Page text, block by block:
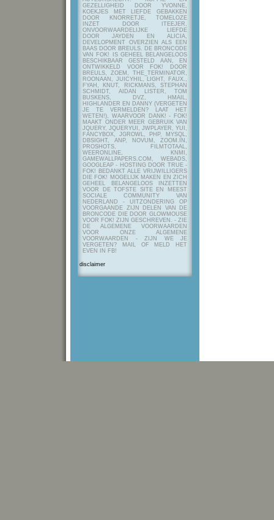
GEZELLIGHEID DOOR YVONNE,
KOEKJES MET LIEFDE GEBAKKEN
DOOR KNORRETJE, TOMELOZE
INZET DOOR ITEEJER,
ONVOORWAARDELIJKE LIEFDE
DOOR JAYDEN EN ALICIA,
DEVELOPMENT OVERZIEN ALS EEN
BAAS DOOR BREULS. DE BRONCODE
VAN FOK! IS GEHEEL BELANGELOOS
BESCHIKBAAR GESTELD AAN, EN
ONTWIKKELD VOOR FOK! DOOR
BREULS, ZOEM, THE_TERMINATOR,
ROONAAN, JUICYHIL, LIGHT, FAUX.,
FYAH, KNUT, RICKMANS, STEPHAN
SCHMIDT, AIDAN LISTER, TOM
BUSKENS, DVZ, HMAIL,
HIGHLANDER EN DANNY (VERGETEN
JE TE VERMELDEN? LAAT HET
WETEN!), WAARVOOR DANK! - FOK!
MAAKT ONDER MEER GEBRUIK VAN
JQUERY, JQUERYUI, JWPLAYER, YUI,
FANCYBOX, JGROWL, PHP, MYSQL,
DBSIGHT, ANP, NOVUM, ZOOM.IN,
PROSHOTS, FILMTOTAAL,
WEERONLINE, KNMI,
GAMEWALLPAPERS.COM, WEBADS,
GOOGLEAP - HOSTING DOOR TRUE -
FOK! BEDANKT ALLE VRIJWILLIGERS
DIE FOK! MOGELIJK MAKEN EN ZICH
GEHEEL BELANGELOOS INZETTEN
VOOR DE TOFSTE SITE EN MEEST
SOCIALE COMMUNITY VAN
NEDERLAND - UITZONDERING OP
VOORGAANDE ZIJN DELEN VAN DE
BRONCODE DIE DOOR GLOWMOUSE
VOOR FOK! ZIJN GESCHREVEN. - ZIE
DE ALGEMENE VOORWAARDEN
VOOR ONZE ALGEMENE
VOORWAARDEN - ZIJN WE JE
VERGETEN? MAIL OF MELD HET
EVEN IN FB!
disclaimer